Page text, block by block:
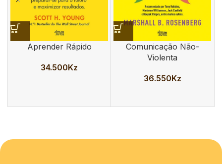
Aprender Rápido
34.500Kz
Comunicação Não-
Violenta
36.550Kz